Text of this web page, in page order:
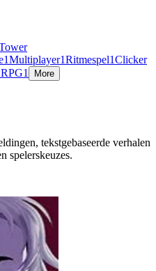
1Multiplayer1Ritmespel1Clicker
RPG1 More
tekstgebaseerde verhalen
spelerskeuzes.